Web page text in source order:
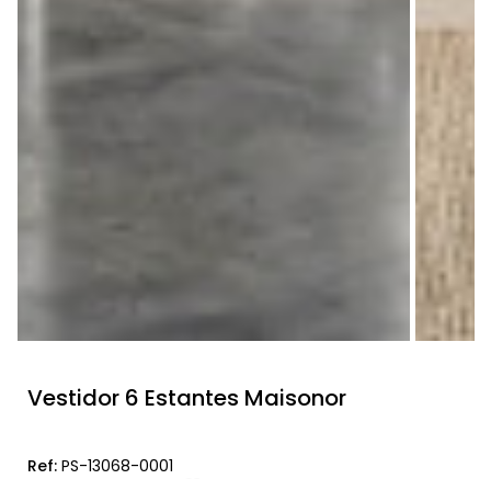
Vestidor 6 Estantes Maisonor
Ref: PS-13068-0001